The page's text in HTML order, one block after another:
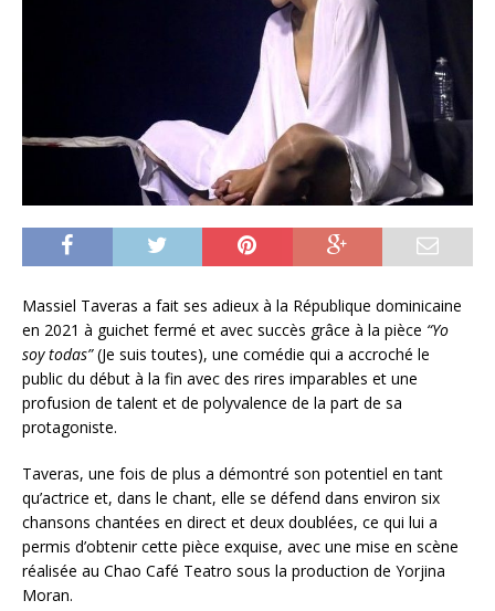
Massiel Taveras a fait ses adieux à la République dominicaine
en 2021 à guichet fermé et avec succès grâce à la pièce “Yo
soy todas”(Je suis toutes), une comédie qui a accroché le
public du début à la fin avec des rires imparables et une
profusion de talent et de polyvalence de la part de sa
protagoniste.
Taveras, une fois de plus a démontré son potentiel en tant
qu’actrice et, dans le chant, elle se défend dans environ six
chansons chantées en direct et deux doublées, ce qui lui a
permis d’obtenir cette pièce exquise, avec une mise en scène
réalisée au Chao Café Teatro sous la production de Yorjina
Moran.